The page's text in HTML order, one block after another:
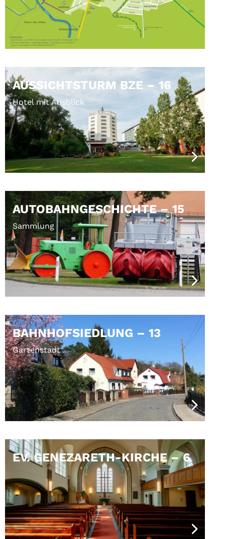
AUSSICHTSTURM BZE – 16
Hotel mit Ausblick
AUTOBAHNGESCHICHTE – 15
Sammlung
BAHNHOFSIEDLUNG – 13
Gartenstadt
EV. GENEZARETH-KIRCHE – 6